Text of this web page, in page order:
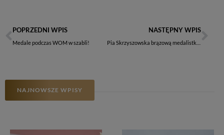
POPRZEDNI WPIS
Medale podczas WOM w szabli!
NASTĘPNY WPIS
NAJNOWSZE WPISY